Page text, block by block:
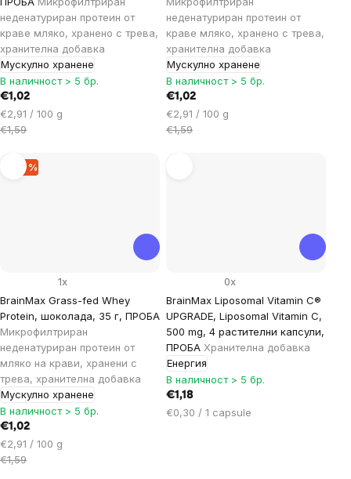
неденатуриран протеин от
краве мляко, хранено с трева,
хранителна добавка
Мускулно хранене
В наличност > 5 бр.
€1,02
Цена
за
€2,91 / 100 g
€1,59
неденатуриран протеин от
краве мляко, хранено с трева,
хранителна добавка
Мускулно хранене
В наличност > 5 бр.
€1,02
Цена
за
€2,91 / 100 g
€1,59
–35 %
BrainMax Grass-fed Whey
Protein, шоколада, 35 г, ПРОБА
Микрофилтриран
неденатуриран протеин от
мляко на крави, хранени с
трева, хранителна добавка
Мускулно хранене
1x
В наличност > 5 бр.
€1,02
Цена
за
€2,91 / 100 g
€1,59
BrainMax Liposomal Vitamin C®
UPGRADE, Liposomal Vitamin C,
500 mg, 4 растителни капсули,
ПРОБА Хранителна добавка
Енергия
0x
В наличност > 5 бр.
€1,18
Цена
€0,30 / 1 capsule